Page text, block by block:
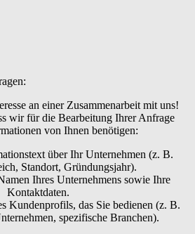
an einer Zusammenarbeit mit uns!
wir für die Bearbeitung Ihrer Anfrage
von Ihnen benötigen:
über Ihr Unternehmen (z. B.
Standort, Gründungsjahr).
Ihres Unternehmens sowie Ihre
Kontaktdaten.
Kundenprofils, das Sie bedienen (z. B.
spezifische Branchen).